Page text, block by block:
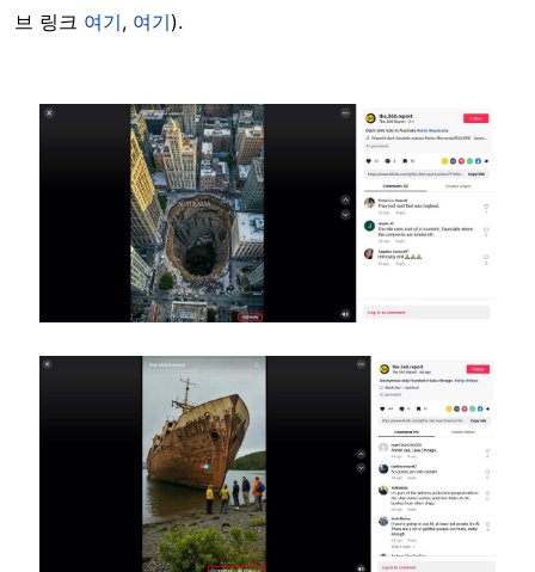
브 링크 여기, 여기).
Image
Image